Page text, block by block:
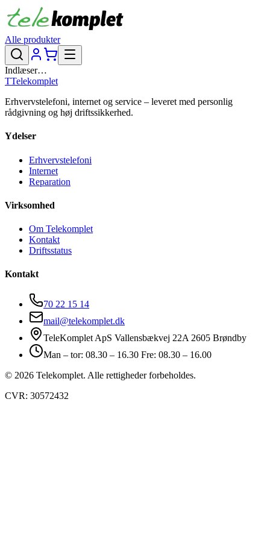
Alle produkter
Indlæser…
TTelekomplet
Erhvervstelefoni, internet og service – leveret med personlig
rådgivning og høj driftssikkerhed.
Ydelser
Erhvervstelefoni
Internet
Reparation
Virksomhed
Om Telekomplet
Kontakt
Driftsstatus
Kontakt
70 22 15 14
mail@telekomplet.dk
TeleKomplet ApS Vallensbækvej 22A 2605 Brøndby
Man – tor: 08.30 – 16.30 Fre: 08.30 – 16.00
© 2026 Telekomplet. Alle rettigheder forbeholdes.
CVR: 30572432